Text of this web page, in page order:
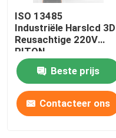
ISO 13485
Industriële Harslcd
Reusachtige 220V
RITON
Beste prijs
Contacteer ons